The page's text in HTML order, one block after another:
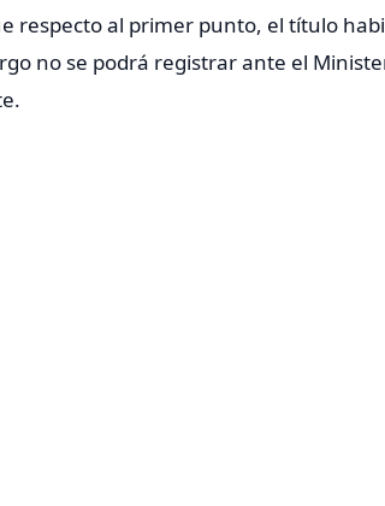
respecto al primer punto, el título
no se podrá registrar ante el